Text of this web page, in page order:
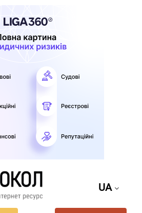
UA